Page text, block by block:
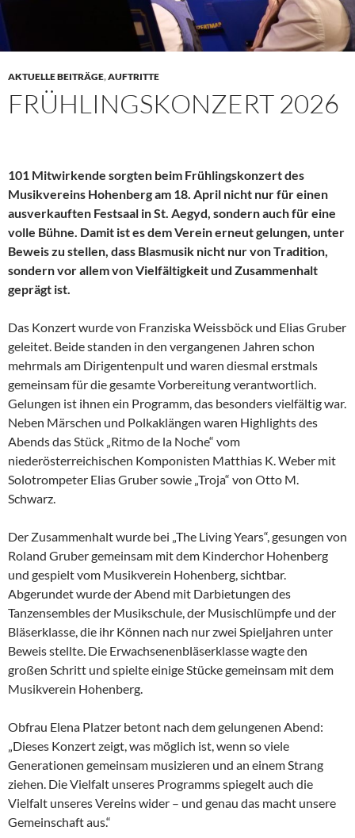
AKTUELLE BEITRÄGE,AUFTRITTE
FRÜHLINGSKONZERT 2026
101 Mitwirkende sorgten beim Frühlingskonzert des
Musikvereins Hohenberg am 18. April nicht nur für einen
ausverkauften Festsaal in St. Aegyd, sondern auch für eine
volle Bühne. Damit ist es dem Verein erneut gelungen, unter
Beweis zu stellen, dass Blasmusik nicht nur von Tradition,
sondern vor allem von Vielfältigkeit und Zusammenhalt
geprägt ist.
Das Konzert wurde von Franziska Weissböck und Elias Gruber
geleitet. Beide standen in den vergangenen Jahren schon
mehrmals am Dirigentenpult und waren diesmal erstmals
gemeinsam für die gesamte Vorbereitung verantwortlich.
Gelungen ist ihnen ein Programm, das besonders vielfältig war.
Neben Märschen und Polkaklängen waren Highlights des
Abends das Stück „Ritmo de la Noche“ vom
niederösterreichischen Komponisten Matthias K. Weber mit
Solotrompeter Elias Gruber sowie „Troja“ von Otto M.
Schwarz.
Der Zusammenhalt wurde bei „The Living Years“, gesungen von
Roland Gruber gemeinsam mit dem Kinderchor Hohenberg
und gespielt vom Musikverein Hohenberg, sichtbar.
Abgerundet wurde der Abend mit Darbietungen des
Tanzensembles der Musikschule, der Musischlümpfe und der
Bläserklasse, die ihr Können nach nur zwei Spieljahren unter
Beweis stellte. Die Erwachsenenbläserklasse wagte den
großen Schritt und spielte einige Stücke gemeinsam mit dem
Musikverein Hohenberg.
Obfrau Elena Platzer betont nach dem gelungenen Abend:
„Dieses Konzert zeigt, was möglich ist, wenn so viele
Generationen gemeinsam musizieren und an einem Strang
ziehen. Die Vielfalt unseres Programms spiegelt auch die
Vielfalt unseres Vereins wider – und genau das macht unsere
Gemeinschaft aus.“